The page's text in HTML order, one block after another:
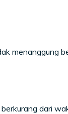
menanggung
dari